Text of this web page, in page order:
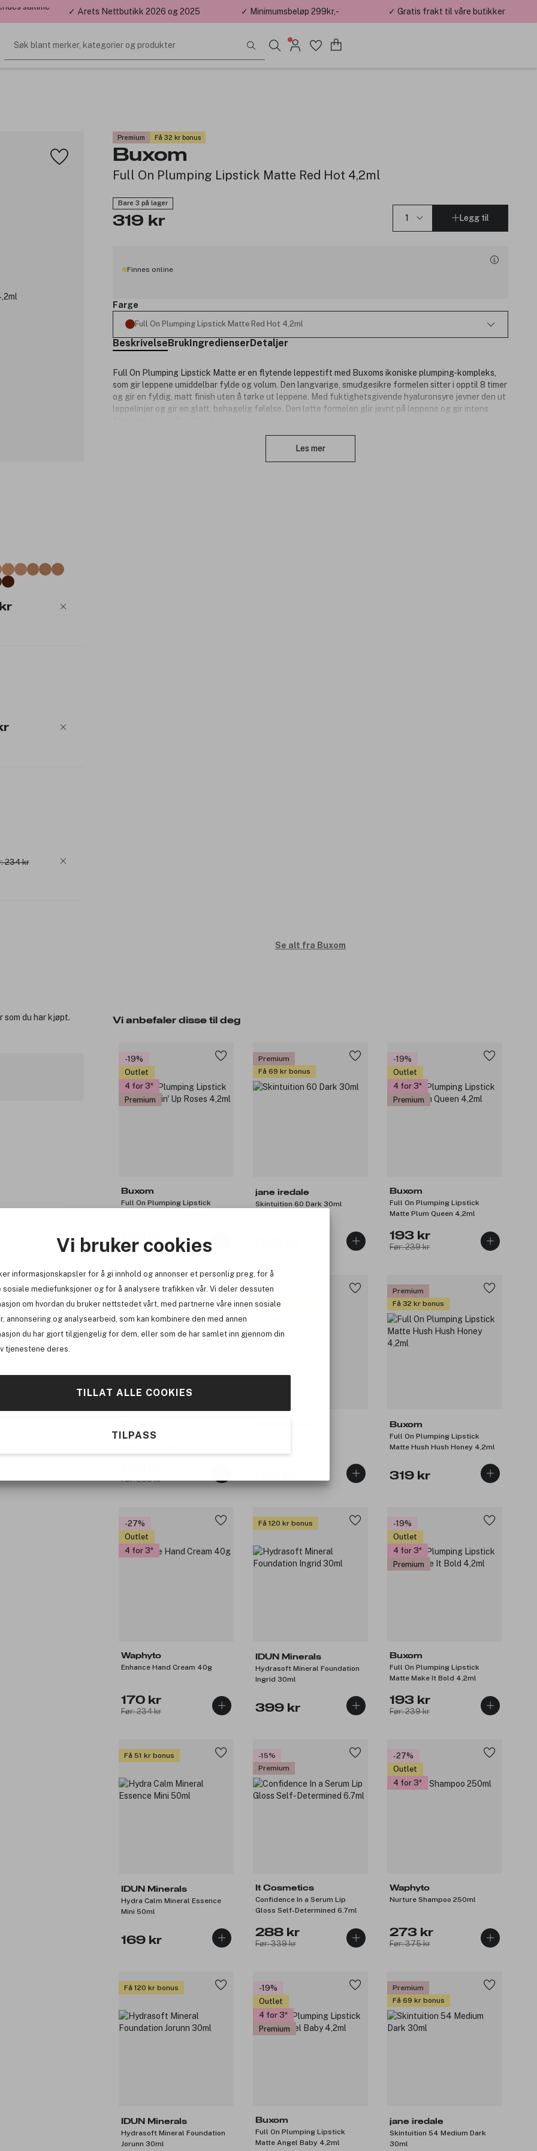
Vi bruker cookies
informasjonskapsler for å gi innhold og annonser et personlig preg, for å
sosiale mediefunksjoner og for å analysere trafikken vår. Vi deler dessuten
om hvordan du bruker nettstedet vårt, med partnerne våre innen sosiale
annonsering og analysearbeid, som kan kombinere den med annen
du har gjort tilgjengelig for dem, eller som de har samlet inn gjennom din
tjenestene deres.
TILLAT ALLE COOKIES
TILPASS
samme ✓ Årets Nettbutikk 2026 og 2025 ✓ Minimumsbeløp 299kr,- ✓ Gratis frakt til våre butikker
Søk blant merker, kategorier og produkter
Premium Få 32 kr bonus
Buxom
Full On Plumping Lipstick Matte Red Hot 4,2ml
Bare 3 på lager
319 kr Legg til
Finnes online
Farge
Full On Plumping Lipstick Matte Red Hot 4,2ml
BeskrivelseBrukIngredienserDetaljer
Full On Plumping Lipstick Matte er en flytende leppestift med Buxoms ikoniske plumping-kompleks,
som gir leppene umiddelbar fylde og volum. Den langvarige, smudgesikre formelen sitter i opptil 8 timer
og gir en fyldig, matt finish uten å tørke ut leppene. Med fuktighetsgivende hyaluronsyre jevner den ut
leppelinjer og gir en glatt, behagelig følelse. Den lette formelen glir jevnt på leppene og gir intens
96 % mente at produktet føles vektløst.
Les mer
234 kr
Se alt fra Buxom
Vi anbefaler disse til deg
-19%
Outlet
4 for 3
Premium
Buxom
Full On Plumping Lipstick
Før: 239 kr
Premium
Få 69 kr bonus
jane iredale
Skintuition 60 Dark 30ml
-19%
Outlet
4 for 3
Premium
Buxom
Full On Plumping Lipstick
Matte Plum Queen 4,2ml
193 kr
Før: 239 kr
-19%
Outlet
4 for 3
Premium
Full On Plumping Lipstick
Før: 239 kr
Premium
Få 32 kr bonus
Premium
Få 32 kr bonus
Buxom
Full On Plumping Lipstick
Matte Hush Hush Honey 4,2ml
319 kr
-27%
Outlet
4 for 3
Waphyto
Enhance Hand Cream 40g
170 kr
Før: 234 kr
Få 120 kr bonus
IDUN Minerals
Hydrasoft Mineral Foundation
Ingrid 30ml
399 kr
-19%
Outlet
4 for 3
Premium
Buxom
Full On Plumping Lipstick
Matte Make It Bold 4,2ml
193 kr
Før: 239 kr
Få 51 kr bonus
IDUN Minerals
Hydra Calm Mineral Essence
Mini 50ml
169 kr
-15%
Premium
It Cosmetics
Confidence In a Serum Lip
Gloss Self-Determined 6.7ml
288 kr
Før: 339 kr
-27%
Outlet
4 for 3
Waphyto
Nurture Shampoo 250ml
273 kr
Før: 375 kr
Få 120 kr bonus
IDUN Minerals
Hydrasoft Mineral Foundation
Jorunn 30ml
-19%
Outlet
4 for 3
Premium
Buxom
Full On Plumping Lipstick
Matte Angel Baby 4,2ml
Premium
Få 69 kr bonus
jane iredale
Skintuition 54 Medium Dark
30ml
du har kjøpt.